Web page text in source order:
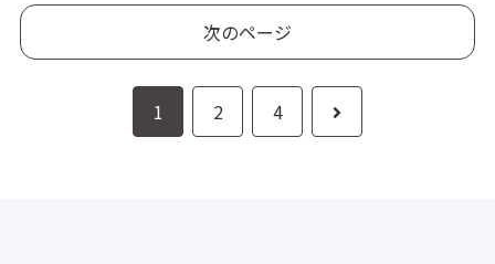
整理し、初めての草津温泉旅行
でも迷わず予定を組める内容で
の違い、車なし旅行や子連れ旅
行の荷造り、避けたい服装まで
具体的に紹介します。
次のページ
1 2 4
次